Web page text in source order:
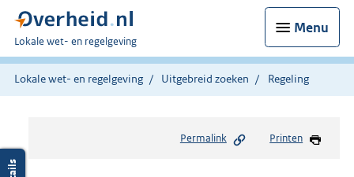
Menu
U
bent
hier:
Lokale wet- en regelgeving
Lokale wet- en regelgeving Uitgebreid zoeken Regeling
Permalink Printen